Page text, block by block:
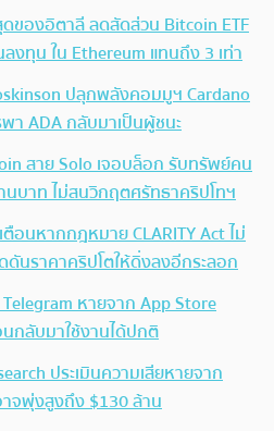
ของอิตาลี ลดสัดส่วน Bitcoin ETF
งทุน ใน Ethereum แทนถึง 3 เท่า
ปลุกพลังคอมมูฯ Cardano
า ADA กลับมาเป็นผู้ชนะ
สาย Solo เจอบล็อก รับทรัพย์คน
นบาท ไม่สนวิกฤตศรัทธาคริปโทฯ
อนหากกฎหมาย CLARITY Act ไม่
นราคาคริปโตให้ดิ่งลงอีกระลอก
หายจาก App Store
กลับมาใช้งานได้ปกติ
ประเมินความเสียหายจาก
จพุ่งสูงถึง $130 ล้าน